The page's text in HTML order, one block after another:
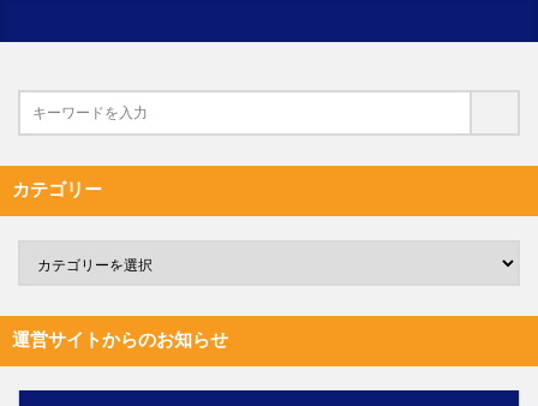
カテゴリー
運営サイトからのお知らせ